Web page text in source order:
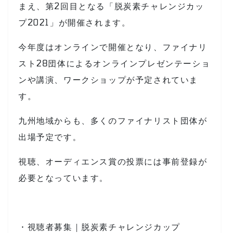
まえ、第2回目となる「脱炭素チャレンジカッ
プ2021」が開催されます。
今年度はオンラインで開催となり、ファイナリ
スト28団体によるオンラインプレゼンテーショ
ンや講演、ワークショップが予定されていま
す。
九州地域からも、多くのファイナリスト団体が
出場予定です。
視聴、オーディエンス賞の投票には事前登録が
必要となっています。
・視聴者募集｜脱炭素チャレンジカップ